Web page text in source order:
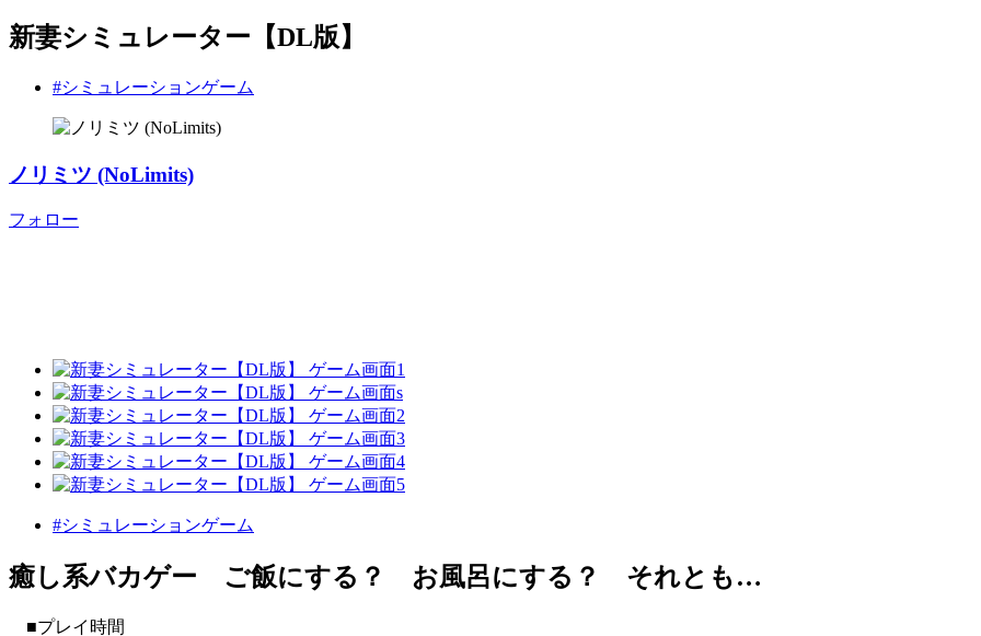
新妻シミュレーター【DL版】
#シミュレーションゲーム
ノリミツ (NoLimits)
フォロー
#シミュレーションゲーム
癒し系バカゲー ご飯にする？ お風呂にする？ それとも…
■プレイ時間